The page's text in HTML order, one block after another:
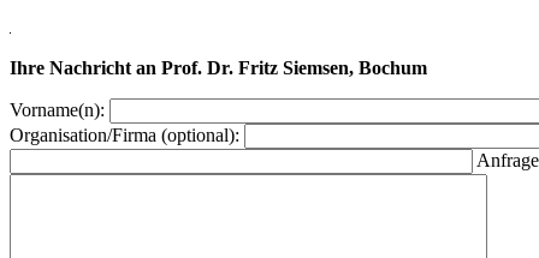
Ihre Nachricht an Prof. Dr. Fritz Siemsen, Bochum
Vorname(n):
Organisation/Firma (optional):